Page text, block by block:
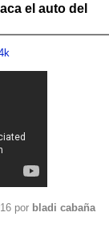
el auto del
por bladi cabaña